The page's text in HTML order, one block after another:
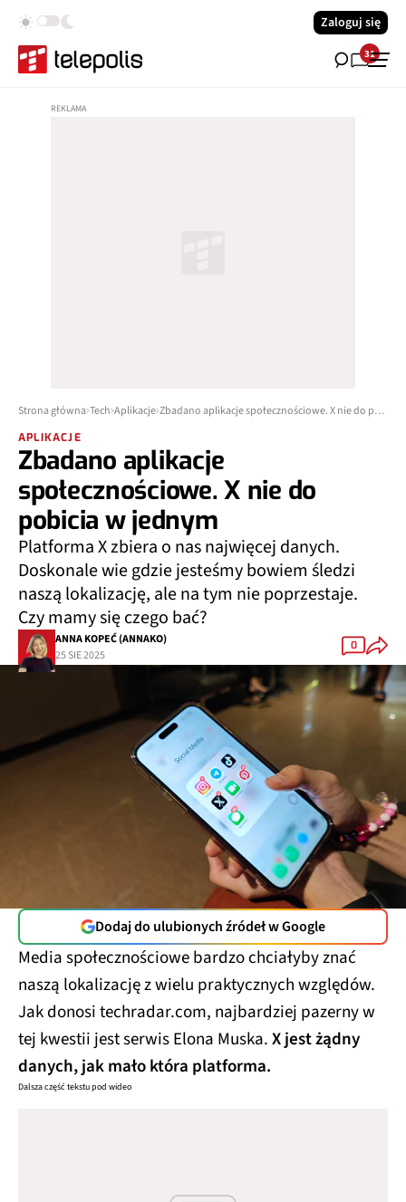
Zaloguj się
31
Strona główna Tech Aplikacje Zbadano aplikacje społecznościowe. X nie do pobicia w jednym
APLIKACJE
Zbadano aplikacje
społecznościowe. X nie do
pobicia w jednym
Platforma X zbiera o nas najwięcej danych.
Doskonale wie gdzie jesteśmy bowiem śledzi
naszą lokalizację, ale na tym nie poprzestaje.
Czy mamy się czego bać?
ANNA KOPEĆ (ANNAKO)
25 SIE 2025
0
Dodaj do ulubionych źródeł w Google
Media społecznościowe bardzo chciałyby znać
naszą lokalizację z wielu praktycznych względów.
Jak donosi techradar.com, najbardziej pazerny w
tej kwestii jest serwis Elona Muska.X jest żądny
danych, jak mało która platforma.
Dalsza część tekstu pod wideo